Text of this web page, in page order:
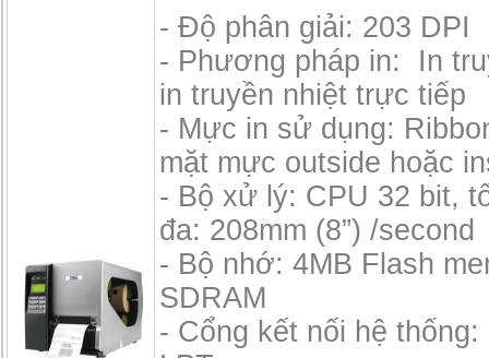
- Độ phân giải: 203 DPI
- Phương pháp in: In
in truyền nhiệt trực tiếp
- Mực in sử dụng:
mặt mực outside hoặc
- Bộ xử lý: CPU 32 bit,
đa: 208mm (8”) /second
- Bộ nhớ: 4MB Flash
SDRAM
- Cổng kết nối hệ thống: